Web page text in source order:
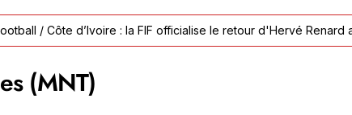
/ Côte d’Ivoire : la FIF officialise le retour d'Hervé Renard au
(MNT)